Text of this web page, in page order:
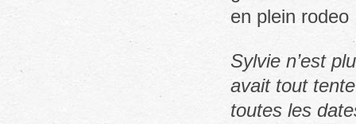
en plein rodeo
Sylvie n’est
avait tout
toutes les